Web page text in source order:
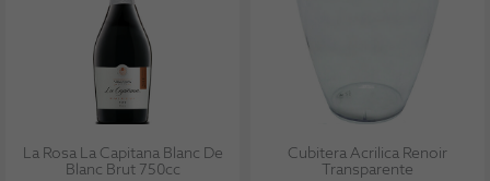
La Rosa La Capitana Blanc De
Blanc Brut 750cc
Cubitera Acrilica Renoir
Transparente